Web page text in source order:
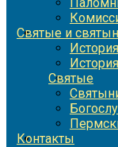
Святые и
Святые
Контакты